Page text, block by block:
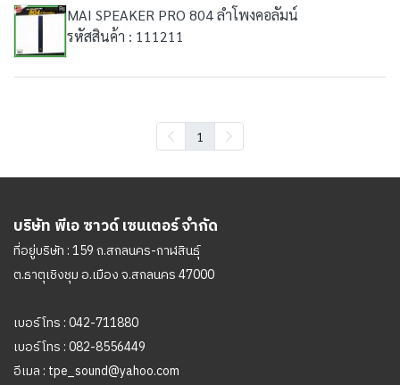
MAI SPEAKER PRO 804 ลำโพงคอลัมน์
รหัสสินค้า : 111211
1
บริษัท พีเอ ซาวด์ เซนเตอร์ จำกัด
ที่อยู่บริษัท : 159 ถ.สกลนคร-กาฬสินธุ์
ต.ธาตุเชิงชุม อ.เมือง จ.สกลนคร 47000
เบอร์โทร :042-711880
เบอร์โทร :082-8556449
อีเมล : tpe_sound@yahoo.com